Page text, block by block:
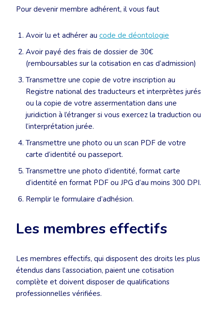
Pour devenir membre adhérent, il vous faut
Avoir lu et adhérer au code de déontologie
Avoir payé des frais de dossier de 30€
(remboursables sur la cotisation en cas d’admission)
Transmettre une copie de votre inscription au
Registre national des traducteurs et interprètes jurés
ou la copie de votre assermentation dans une
juridiction à l’étranger si vous exercez la traduction ou
l’interprétation jurée.
Transmettre une photo ou un scan PDF de votre
carte d’identité ou passeport.
Transmettre une photo d’identité, format carte
d’identité en format PDF ou JPG d’au moins 300 DPI.
Remplir le formulaire d’adhésion.
Les membres effectifs
Les membres effectifs, qui disposent des droits les plus
étendus dans l’association, paient une cotisation
complète et doivent disposer de qualifications
professionnelles vérifiées.